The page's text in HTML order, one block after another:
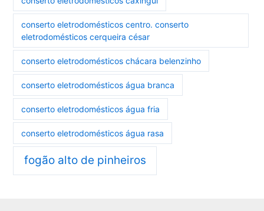
conserto eletrodomésticos centro. conserto
eletrodomésticos cerqueira césar
conserto eletrodomésticos chácara belenzinho
conserto eletrodomésticos água branca
conserto eletrodomésticos água fria
conserto eletrodomésticos água rasa
fogão alto de pinheiros